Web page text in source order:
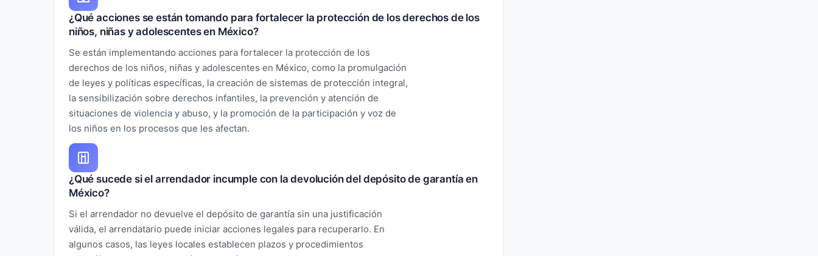
¿Qué acciones se están tomando para fortalecer la protección de los derechos de los
niños, niñas y adolescentes en México?
Se están implementando acciones para fortalecer la protección de los
derechos de los niños, niñas y adolescentes en México, como la promulgación
de leyes y políticas específicas, la creación de sistemas de protección integral,
la sensibilización sobre derechos infantiles, la prevención y atención de
situaciones de violencia y abuso, y la promoción de la participación y voz de
los niños en los procesos que les afectan.
¿Qué sucede si el arrendador incumple con la devolución del depósito de garantía en
México?
Si el arrendador no devuelve el depósito de garantía sin una justificación
válida, el arrendatario puede iniciar acciones legales para recuperarlo. En
algunos casos, las leyes locales establecen plazos y procedimientos